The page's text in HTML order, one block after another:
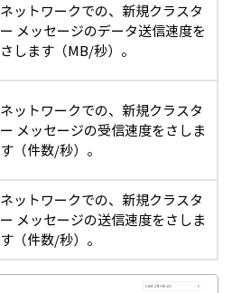
ネットワークでの、新規クラスタ
ー メッセージのデータ送信速度を
さします（MB/秒）。
ネットワークでの、新規クラスタ
ー メッセージの受信速度をさしま
す（件数/秒）。
ネットワークでの、新規クラスタ
ー メッセージの送信速度をさしま
す（件数/秒）。